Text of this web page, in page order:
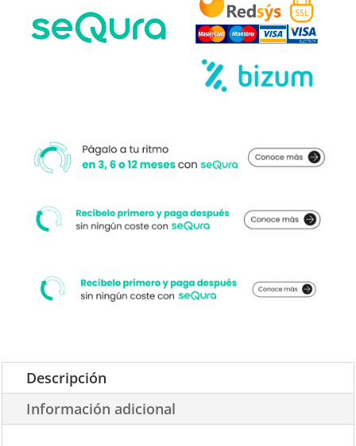
cm
Descripción
Información adicional